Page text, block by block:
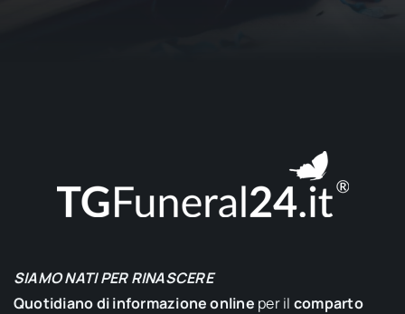
SIAMO NATI PER RINASCERE
Quotidiano di informazione online per il comparto